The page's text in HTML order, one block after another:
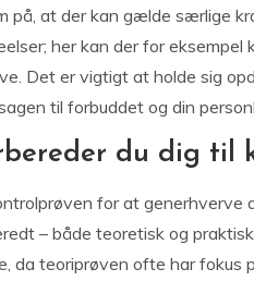
at der kan gælde særlige
her kan der for
Det er vigtigt at holde sig
til forbuddet og din
du dig til
for at
– både teoretisk og
da teoriprøven ofte har fokus